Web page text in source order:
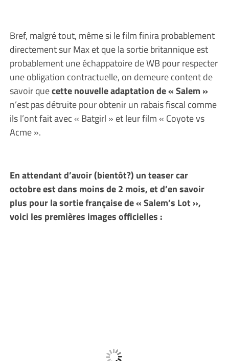
Bref, malgré tout, même si le film finira probablement
directement sur Max et que la sortie britannique est
probablement une échappatoire de WB pour respecter
une obligation contractuelle, on demeure content de
savoir quecette nouvelle adaptation de « Salem »
n’est pas détruite pour obtenir un rabais fiscal comme
ils l’ont fait avec « Batgirl » et leur film « Coyote vs
Acme ».
En attendant d’avoir (bientôt?) un teaser car
octobre est dans moins de 2 mois, et d’en savoir
plus pour la sortie française de « Salem’s Lot »,
voici les premières images officielles :